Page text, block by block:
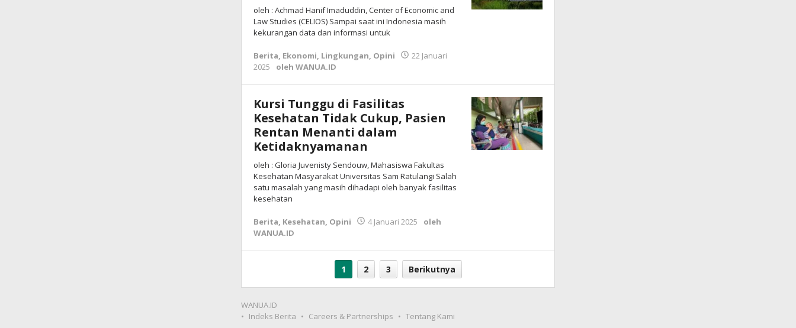
oleh : Achmad Hanif Imaduddin, Center of Economic and
Law Studies (CELIOS) Sampai saat ini Indonesia masih
kekurangan data dan informasi untuk
Berita, Ekonomi, Lingkungan, Opini
22 Januari
2025
oleh WANUA.ID
Kursi Tunggu di Fasilitas
Kesehatan Tidak Cukup, Pasien
Rentan Menanti dalam
Ketidaknyamanan
oleh : Gloria Juvenisty Sendouw, Mahasiswa Fakultas
Kesehatan Masyarakat Universitas Sam Ratulangi Salah
satu masalah yang masih dihadapi oleh banyak fasilitas
kesehatan
Berita, Kesehatan, Opini 4 Januari 2025
oleh
WANUA.ID
1 2 3 Berikutnya
WANUA.ID
Indeks Berita
Careers & Partnerships Tentang Kami